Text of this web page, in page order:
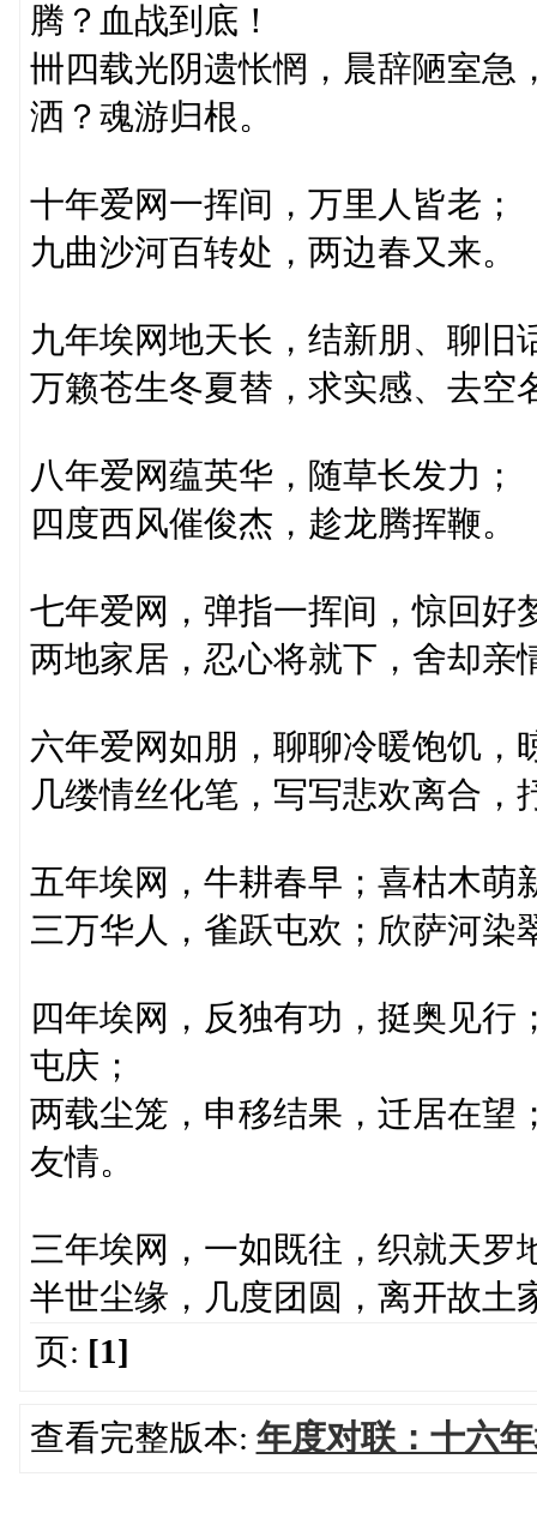
腾？血战到底！
卌四载光阴遗怅惘，晨辞陋室急
洒？魂游归根。
十年爱网一挥间，万里人皆老；
九曲沙河百转处，两边春又来。
九年埃网地天长，结新朋、聊旧
万籁苍生冬夏替，求实感、去空
八年爱网蕴英华，随草长发力；
四度西风催俊杰，趁龙腾挥鞭。
七年爱网，弹指一挥间，惊回好
两地家居，忍心将就下，舍却亲
六年爱网如朋，聊聊冷暖饱饥，
几缕情丝化笔，写写悲欢离合，
五年埃网，牛耕春早；喜枯木萌
三万华人，雀跃屯欢；欣萨河染
四年埃网，反独有功，挺奥见行
屯庆；
两载尘笼，申移结果，迁居在望
友情。
三年埃网，一如既往，织就天罗
半世尘缘，几度团圆，离开故土
页: [1]
查看完整版本: 年度对联：十六